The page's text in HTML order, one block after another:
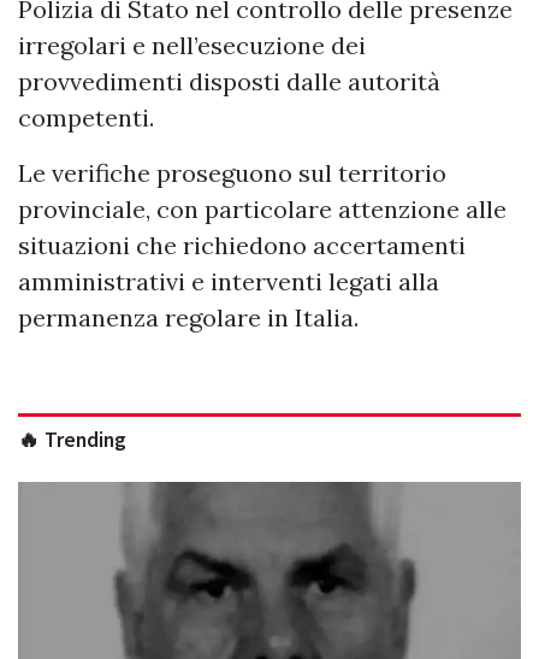
Polizia di Stato nel controllo delle presenze
irregolari e nell’esecuzione dei
provvedimenti disposti dalle autorità
competenti.
Le verifiche proseguono sul territorio
provinciale, con particolare attenzione alle
situazioni che richiedono accertamenti
amministrativi e interventi legati alla
permanenza regolare in Italia.
🔥 Trending